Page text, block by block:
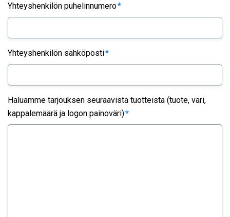
Yhteyshenkilön puhelinnumero*
Yhteyshenkilön sähköposti*
Haluamme tarjouksen seuraavista tuotteista (tuote, väri,
kappalemäärä ja logon painoväri)*